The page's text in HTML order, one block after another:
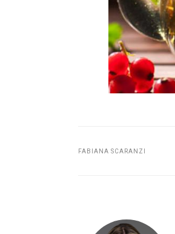
FABIANA SCARANZI